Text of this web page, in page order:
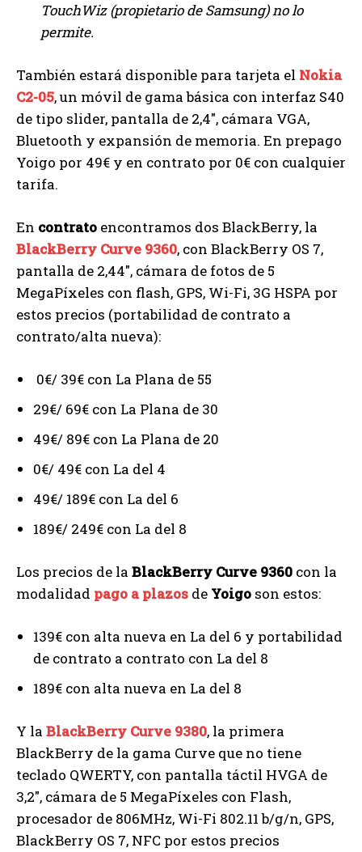
TouchWiz (propietario de Samsung) no lo
permite.
También estará disponible para tarjeta el Nokia
C2-05, un móvil de gama básica con interfaz S40
de tipo slider, pantalla de 2,4″, cámara VGA,
Bluetooth y expansión de memoria. En prepago
Yoigo por 49€ y en contrato por 0€ con cualquier
tarifa.
En contrato encontramos dos BlackBerry, la
BlackBerry Curve 9360, con BlackBerry OS 7,
pantalla de 2,44″, cámara de fotos de 5
MegaPíxeles con flash, GPS, Wi-Fi, 3G HSPA por
estos precios (portabilidad de contrato a
contrato/alta nueva):
0€/ 39€ con La Plana de 55
29€/ 69€ con La Plana de 30
49€/ 89€ con La Plana de 20
0€/ 49€ con La del 4
49€/ 189€ con La del 6
189€/ 249€ con La del 8
Los precios de la BlackBerry Curve 9360 con la
modalidad pago a plazos de Yoigo son estos:
139€ con alta nueva en La del 6 y portabilidad
de contrato a contrato con La del 8
189€ con alta nueva en La del 8
Y la BlackBerry Curve 9380, la primera
BlackBerry de la gama Curve que no tiene
teclado QWERTY, con pantalla táctil HVGA de
3,2″, cámara de 5 MegaPíxeles con Flash,
procesador de 806MHz, Wi-Fi 802.11 b/g/n, GPS,
BlackBerry OS 7, NFC por estos precios